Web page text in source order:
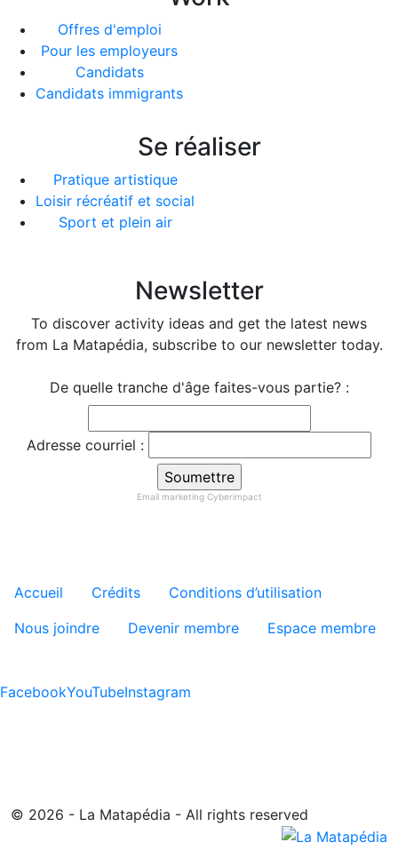
Offres d'emploi
Pour les employeurs
Candidats
Candidats immigrants
Se réaliser
Pratique artistique
Loisir récréatif et social
Sport et plein air
Newsletter
To discover activity ideas and get the latest news
from La Matapédia, subscribe to our newsletter today.
De quelle tranche d'âge faites-vous partie? :
Adresse courriel :
Email marketing Cyberimpact
Menu tertiaire de pied de
Accueil Crédits
Conditions d’utilisation
Nous joindre
Devenir membre Espace membre
FacebookYouTubeInstagram
© 2026 - La Matapédia - All rights reserved